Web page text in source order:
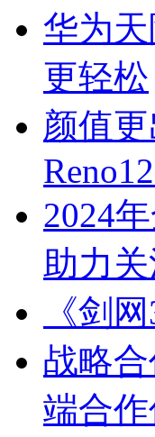
华为
更轻松
颜值
2024
助力
《剑
战略
端合